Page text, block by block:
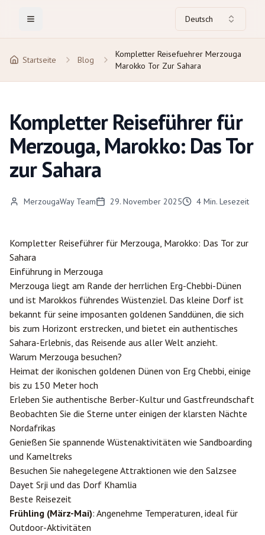
Toggle Menu Deutsch
Startseite Blog
Kompletter Reisefuehrer Merzouga
Marokko Tor Zur Sahara
Kompletter Reiseführer für
Merzouga, Marokko: Das Tor
zur Sahara
MerzougaWay Team 29. November 2025 4 Min. Lesezeit
Kompletter Reiseführer für Merzouga, Marokko: Das Tor zur
Sahara
Einführung in Merzouga
Merzouga liegt am Rande der herrlichen Erg-Chebbi-Dünen
und ist Marokkos führendes Wüstenziel. Das kleine Dorf ist
bekannt für seine imposanten goldenen Sanddünen, die sich
bis zum Horizont erstrecken, und bietet ein authentisches
Sahara-Erlebnis, das Reisende aus aller Welt anzieht.
Warum Merzouga besuchen?
Heimat der ikonischen goldenen Dünen von Erg Chebbi, einige
bis zu 150 Meter hoch
Erleben Sie authentische Berber-Kultur und Gastfreundschaft
Beobachten Sie die Sterne unter einigen der klarsten Nächte
Nordafrikas
Genießen Sie spannende Wüstenaktivitäten wie Sandboarding
und Kameltreks
Besuchen Sie nahegelegene Attraktionen wie den Salzsee
Dayet Srji und das Dorf Khamlia
Beste Reisezeit
Frühling (März-Mai): Angenehme Temperaturen, ideal für
Outdoor-Aktivitäten